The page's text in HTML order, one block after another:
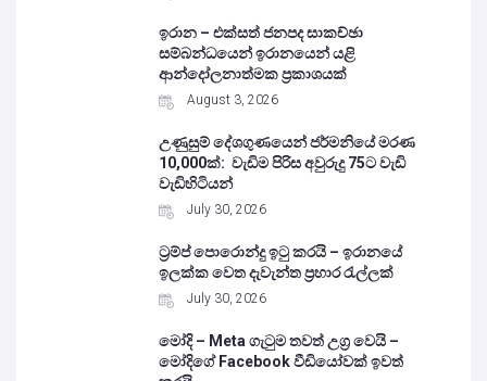
ඉරාන – එක්සත් ජනපද සාකච්ඡා
සම්බන්ධයෙන් ඉරානයෙන් යළි
ආන්දෝලනාත්මක ප්‍රකාශයක්
August 3, 2026
උණුසුම් දේශගුණයෙන් ජර්මනියේ මරණ
10,000ක්: වැඩිම පිරිස අවුරුදු 75ට වැඩි
වැඩිහිටියන්
July 30, 2026
ට්‍රම්ප් පොරොන්දු ඉටු කරයි – ඉරානයේ
ඉලක්ක වෙත දැවැන්ත ප්‍රහාර රැල්ලක්
July 30, 2026
මෝදි – Meta ගැටුම තවත් උග්‍ර වෙයි –
මෝදිගේ Facebook වීඩියෝවක් ඉවත්